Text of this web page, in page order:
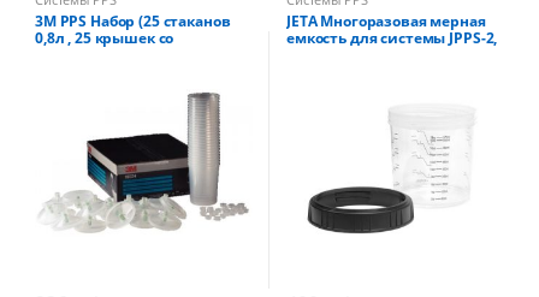
3М PPS Набор (25 стаканов
0,8л , 25 крышек cо
JETA Многоразовая мерная
емкость для системы JPPS-2,